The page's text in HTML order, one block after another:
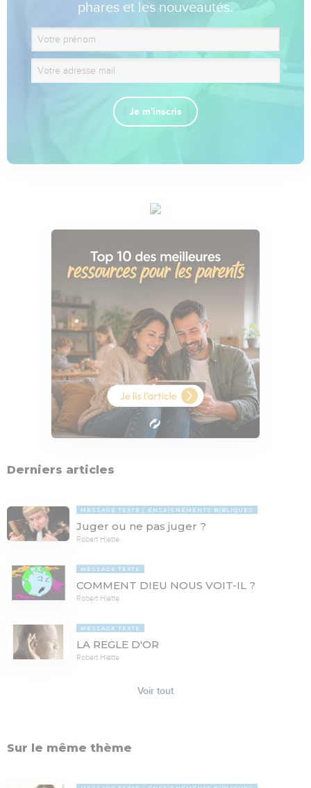
phares et les nouveautés.
Je m'inscris
Derniers articles
MESSAGE TEXTE ENSEIGNEMENTS BIBLIQUES
Juger ou ne pas juger ?
Robert Hiette
MESSAGE TEXTE
COMMENT DIEU NOUS VOIT-IL ?
Robert Hiette
MESSAGE TEXTE
LA REGLE D'OR
Robert Hiette
Voir tout
Sur le même thème